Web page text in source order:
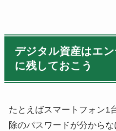
デジタル資産はエ
に残しておこう
たとえばスマートフォン1
除のパスワードが分から